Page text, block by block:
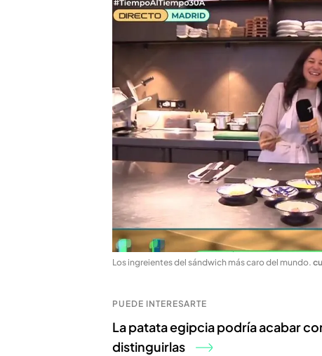
Los ingreientes del sándwich más caro del mundo.
PUEDE INTERESARTE
La patata egipcia podría acabar
distinguirlas